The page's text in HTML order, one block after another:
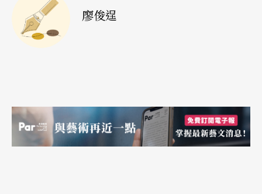
仔戏文化中有独特优势。她们对歌仔戏不是天马行
空的想像、也没有不切实际的梦想。如何把每个角
相较于孙诗咏与孙诗珮撑起家族戏班，刘建华与刘
建帼的母亲是豫剧皇后王海玲，但走上戏曲之路纯
廖俊逞